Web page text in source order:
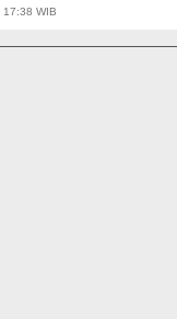
WIB
2025 Anggarkan